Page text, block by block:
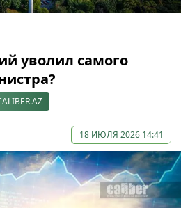
уволил самого
18 ИЮЛЯ 2026 14:41